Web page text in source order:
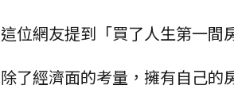
這位網友提到「買了人生第一間
除了經濟面的考量，擁有自己的